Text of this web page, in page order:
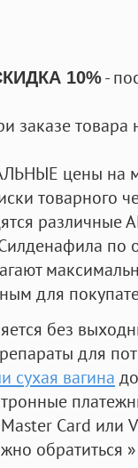
10%-
заказе
цены на
товарного
по
для
без
для
сухая вагина
Card или
обратиться